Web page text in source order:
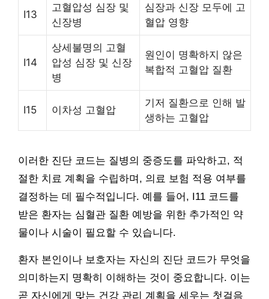
I13
고혈압성 심장 및
신장병
심장과 신장 모두에 고
혈압 영향
I14
상세불명의 고혈
압성 심장 및 신장
병
원인이 명확하지 않은
복합적 고혈압 질환
I15 이차성 고혈압
기저 질환으로 인해 발
생하는 고혈압
이러한 진단 코드는 질병의 중증도를 파악하고, 적
절한 치료 계획을 수립하며, 의료 보험 적용 여부를
결정하는 데 필수적입니다. 예를 들어, I11 코드를
받은 환자는 심혈관 질환 예방을 위한 추가적인 약
물이나 시술이 필요할 수 있습니다.
환자 본인이나 보호자는 자신의 진단 코드가 무엇을
의미하는지 명확히 이해하는 것이 중요합니다. 이는
곧 자신에게 맞는 건강 관리 계획을 세우는 첫걸음